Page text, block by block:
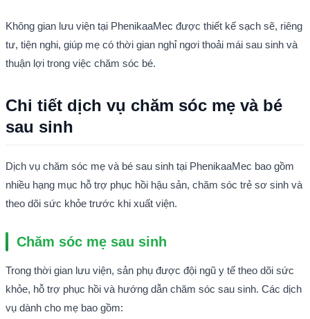
Không gian lưu viện tại PhenikaaMec được thiết kế sạch sẽ, riêng
tư, tiện nghi, giúp mẹ có thời gian nghỉ ngơi thoải mái sau sinh và
thuận lợi trong việc chăm sóc bé.
Chi tiết dịch vụ chăm sóc mẹ và bé
sau sinh
Dịch vụ chăm sóc mẹ và bé sau sinh tại PhenikaaMec bao gồm
nhiều hạng mục hỗ trợ phục hồi hậu sản, chăm sóc trẻ sơ sinh và
theo dõi sức khỏe trước khi xuất viện.
Chăm sóc mẹ sau sinh
Trong thời gian lưu viện, sản phụ được đội ngũ y tế theo dõi sức
khỏe, hỗ trợ phục hồi và hướng dẫn chăm sóc sau sinh. Các dịch
vụ dành cho mẹ bao gồm: